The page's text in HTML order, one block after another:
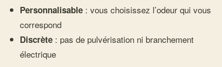
Personnalisable : vous choisissez l’odeur qui vous
correspond
Discrète : pas de pulvérisation ni branchement
électrique